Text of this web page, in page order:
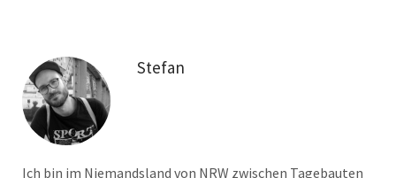
Stefan
Ich bin im Niemandsland von NRW zwischen Tagebauten